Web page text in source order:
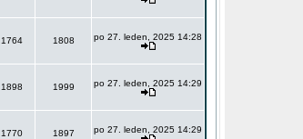
1764 1808 po 27. leden, 2025 14:28
1898 1999 po 27. leden, 2025 14:29
1770 1897 po 27. leden, 2025 14:29